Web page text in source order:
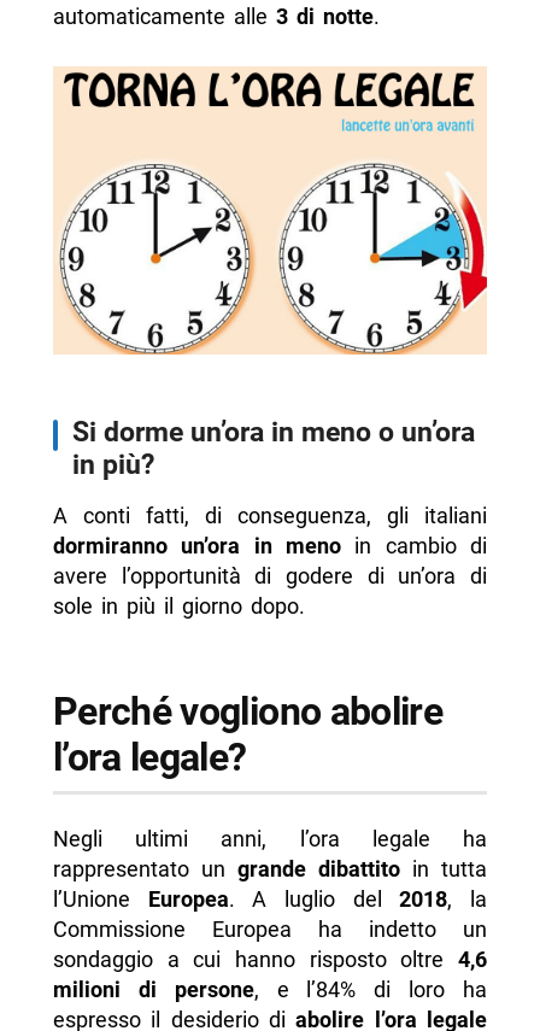
automaticamente alle 3 di notte.
Si dorme un’ora in meno o un’ora
in più?
A conti fatti, di conseguenza, gli italiani
dormiranno un’ora in meno in cambio di
avere l’opportunità di godere di un’ora di
sole in più il giorno dopo.
Perché vogliono abolire
l’ora legale?
Negli ultimi anni, l’ora legale ha
rappresentato un grande dibattito in tutta
l’Unione Europea. A luglio del2018, la
Commissione Europea ha indetto un
sondaggio a cui hanno risposto oltre4,6
milioni di persone, e l’84% di loro ha
espresso il desiderio di abolire l’ora legale